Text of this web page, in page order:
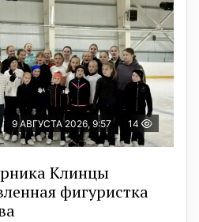
9 АВГУСТА 2026, 9:57 14
Клинцы
фигуристка